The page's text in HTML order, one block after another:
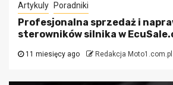
Artykuly Poradniki
Profesjonalna sprzedaż i
sterowników silnika w
11 miesięcy ago Redakcja Moto1.com.pl